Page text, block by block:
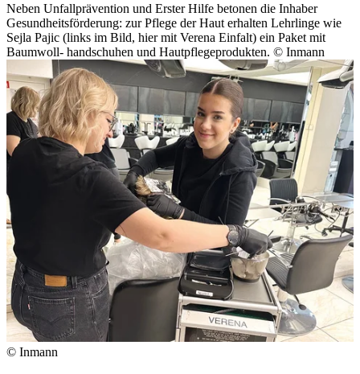
Neben Unfallprävention und Erster Hilfe betonen die Inhaber
Gesundheitsförderung: zur Pflege der Haut erhalten Lehrlinge wie
Sejla Pajic (links im Bild, hier mit Verena Einfalt) ein Paket mit
Baumwoll- handschuhen und Hautpflegeprodukten. © Inmann
© Inmann